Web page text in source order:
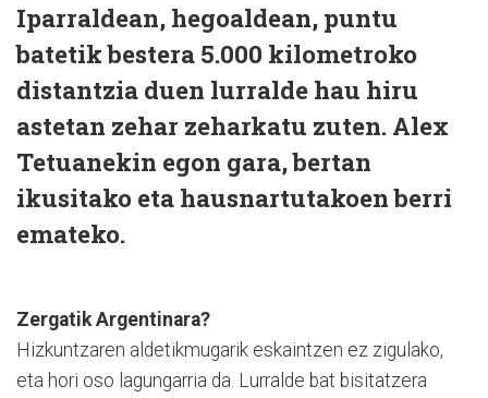
Iparraldean, hegoaldean, puntu
batetik bestera 5.000 kilometroko
distantzia duen lurralde hau hiru
astetan zehar zeharkatu zuten. Alex
Tetuanekin egon gara, bertan
ikusitako eta hausnartutakoen berri
emateko.
Zergatik Argentinara?
Hizkuntzaren aldetikmugarik eskaintzen ez zigulako,
eta hori oso lagungarria da. Lurralde bat bisitatzera